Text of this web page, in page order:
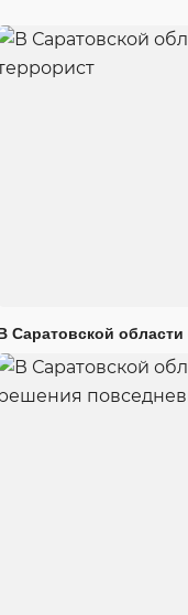
Саратовской